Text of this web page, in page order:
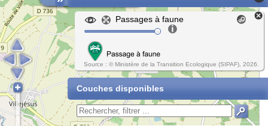
Passages à faune
Source : © Ministère de la Transition Ecologique (SIPAF), 2026.
Couches disponibles